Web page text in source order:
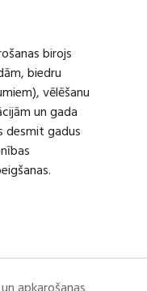
birojs
biedru
vēlēšanu
un gada
desmit gadus